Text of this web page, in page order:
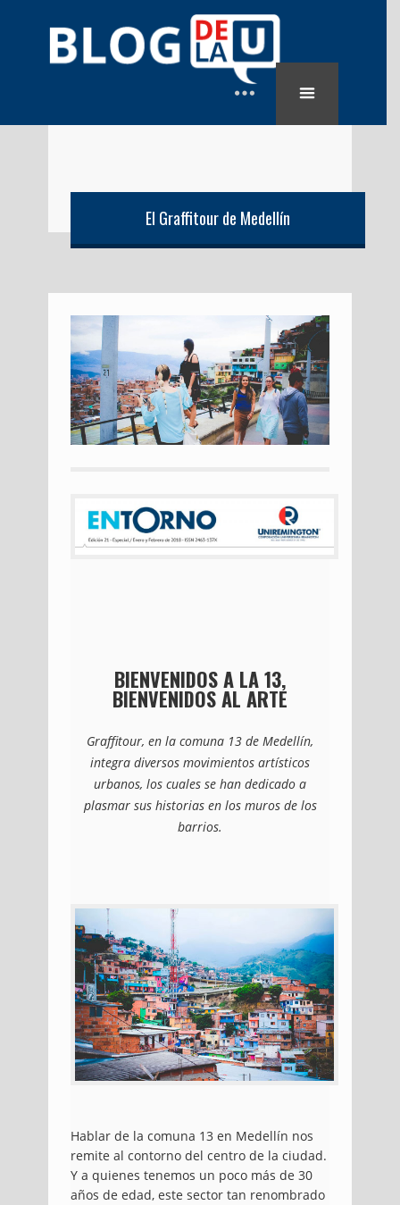
El Graffitour de Medellín
BIENVENIDOS A LA 13,
BIENVENIDOS AL ARTE
Graffitour, en la comuna 13 de Medellín,
integra diversos movimientos artísticos
urbanos, los cuales se han dedicado a
plasmar sus historias en los muros de los
barrios.
Hablar de la comuna 13 en Medellín nos
remite al contorno del centro de la ciudad.
Y a quienes tenemos un poco más de 30
años de edad, este sector tan renombrado